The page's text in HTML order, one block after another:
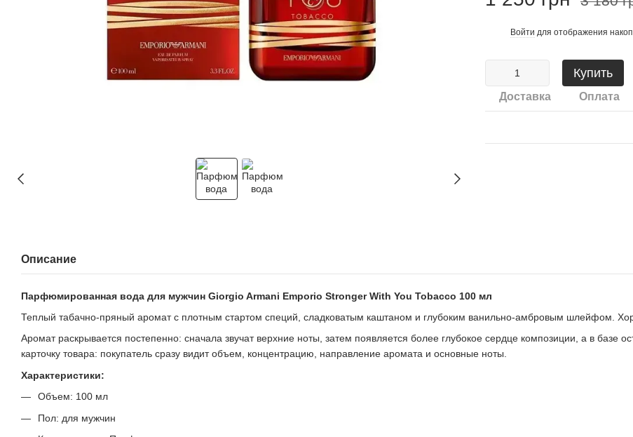
Войти для отображения
Купить
Доставка Оплата
Описание
Парфюмированная вода для мужчин Giorgio Armani Emporio Stronger With You Tobacco 100 мл
Теплый табачно-пряный аромат с плотным стартом специй, сладковатым каштаном и глубоким ванильно-амбровым шлейфом.
Аромат раскрывается постепенно: сначала звучат верхние ноты, затем появляется более глубокое сердце композиции, а в базе
карточку товара: покупатель сразу видит объем, концентрацию, направление аромата и основные ноты.
Характеристики:
Объем: 100 мл
Пол: для мужчин